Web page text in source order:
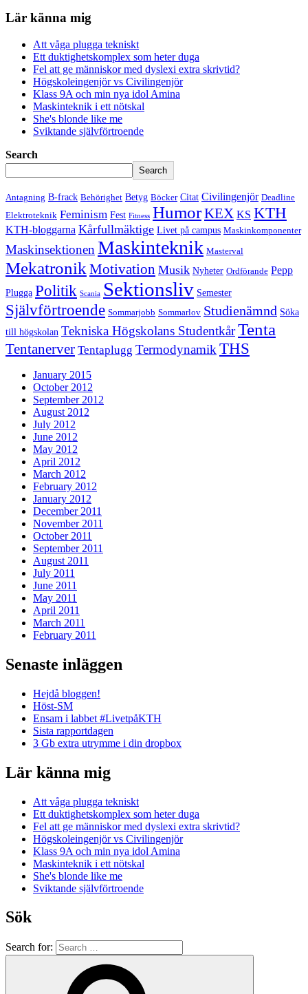
Lär känna mig
Att våga plugga tekniskt
Ett duktighetskomplex som heter duga
Fel att ge människor med dyslexi extra skrivtid?
Högskoleingenjör vs Civilingenjör
Klass 9A och min nya idol Amina
Maskinteknik i ett nötskal
She's blonde like me
Sviktande självförtroende
Search
Search
Antagning B-frack Behörighet Betyg Böcker Citat Civilingenjör Deadline
Elektroteknik Feminism Fest Fitness HumorKEX KS KTH
KTH-bloggarna Kårfullmäktige Livet på campus Maskinkomponenter
Maskinsektionen Maskinteknik Masterval
Mekatronik Motivation Musik Nyheter Ordförande Pepp
Plugga Politik Scania Sektionsliv Semester
Självförtroende Sommarjobb Sommarlov Studienämnd Söka
till högskolan Tekniska Högskolans StudentkårTenta
Tentanerver Tentaplugg Termodynamik THS
January 2015
October 2012
September 2012
August 2012
July 2012
June 2012
May 2012
April 2012
March 2012
February 2012
January 2012
December 2011
November 2011
October 2011
September 2011
August 2011
July 2011
June 2011
May 2011
April 2011
March 2011
February 2011
Senaste inläggen
Hejdå bloggen!
Höst-SM
Ensam i labbet #LivetpåKTH
Sista rapportdagen
3 Gb extra utrymme i din dropbox
Lär känna mig
Att våga plugga tekniskt
Ett duktighetskomplex som heter duga
Fel att ge människor med dyslexi extra skrivtid?
Högskoleingenjör vs Civilingenjör
Klass 9A och min nya idol Amina
Maskinteknik i ett nötskal
She's blonde like me
Sviktande självförtroende
Sök
Search for: